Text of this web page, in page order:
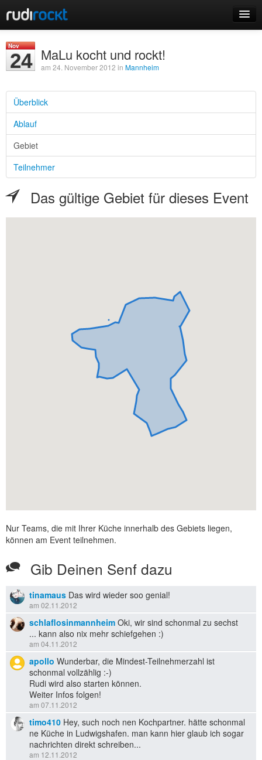
Events
Login
Registrieren
Nov
24 MaLu kocht und rockt!
am 24. November 2012 in Mannheim
Überblick
Ablauf
Gebiet
Teilnehmer
Das gültige Gebiet für dieses Event
Nur Teams, die mit Ihrer Küche innerhalb des Gebiets liegen,
können am Event teilnehmen.
Gib Deinen Senf dazu
tinamaus Das wird wieder soo genial!
am 02.11.2012
schlaflosinmannheim Oki, wir sind schonmal zu sechst
... kann also nix mehr schiefgehen :)
am 04.11.2012
apollo Wunderbar, die Mindest-Teilnehmerzahl ist
schonmal vollzählig :-)
Rudi wird also starten können.
Weiter Infos folgen!
am 07.11.2012
timo410 Hey, such noch nen Kochpartner. hätte schonmal
ne Küche in Ludwigshafen. man kann hier glaub ich sogar
nachrichten direkt schreiben...
am 12.11.2012